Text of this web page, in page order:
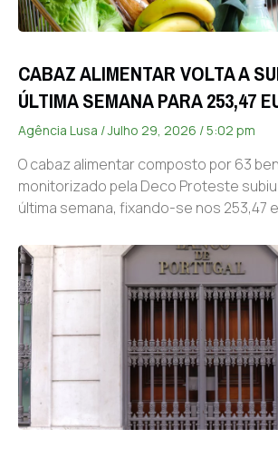
CABAZ ALIMENTAR VOLTA A
ÚLTIMA SEMANA PARA 253,47
Agência Lusa Julho 29, 2026 5:02 pm
O cabaz alimentar composto por 63
monitorizado pela Deco Proteste subiu
última semana, fixando-se nos 253,47